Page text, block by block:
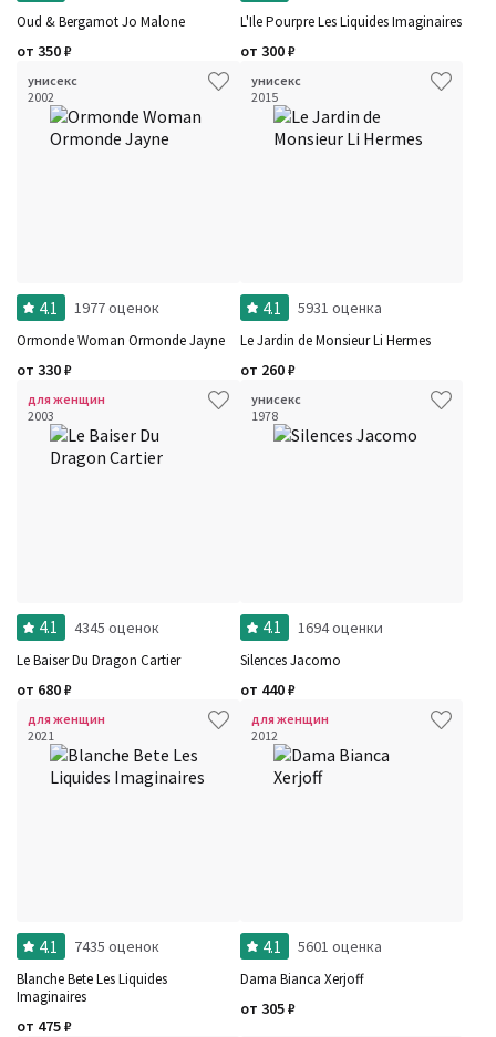
Oud & Bergamot Jo Malone
от 350₽
L'Ile Pourpre Les Liquides Imaginaires
от 300₽
унисекс
2002
4.1 1977 оценок
Ormonde Woman Ormonde Jayne
от 330₽
унисекс
2015
4.1 5931 оценка
Le Jardin de Monsieur Li Hermes
от 260₽
для женщин
2003
4.1 4345 оценок
Le Baiser Du Dragon Cartier
от 680₽
унисекс
1978
4.1 1694 оценки
Silences Jacomo
от 440₽
для женщин
2021
4.1 7435 оценок
Blanche Bete Les Liquides
Imaginaires
от 475₽
для женщин
2012
4.1 5601 оценка
Dama Bianca Xerjoff
от 305₽